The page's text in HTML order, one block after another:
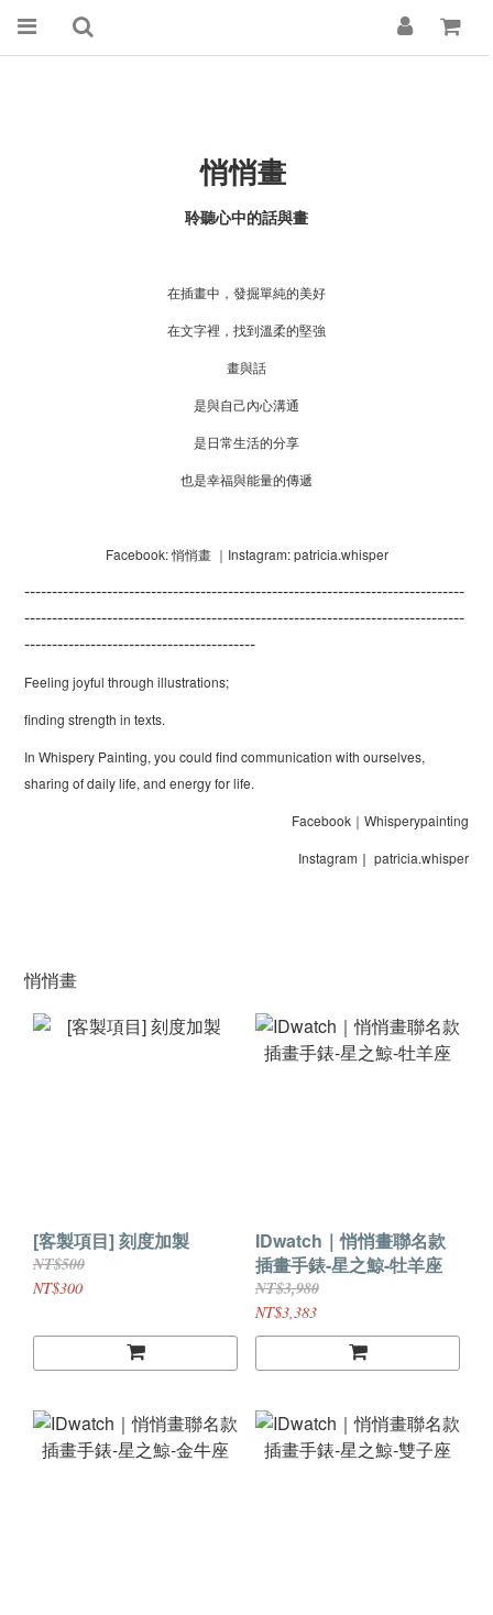
悄悄畫
聆聽心中的話與畫
在插畫中，發掘單純的美好
在文字裡，找到溫柔的堅強
畫與話
是與自己內心溝通
是日常生活的分享
也是幸福與能量的傳遞
Facebook: 悄悄畫 ｜ Instagram: patricia.whisper
--------------------------------------------------------------------------------
--------------------------------------------------------------------------------
------------------------------------------
Feeling joyful through illustrations;
finding strength in texts.
In Whispery Painting, you could find communication with ourselves,
sharing of daily life, and energy for life.
Facebook｜Whisperypainting
Instagram ｜ patricia.whisper
悄悄畫
[客製項目] 刻度加製
NT$500
NT$300
IDwatch｜悄悄畫聯名款
插畫手錶-星之鯨-牡羊座
NT$3,980
NT$3,383